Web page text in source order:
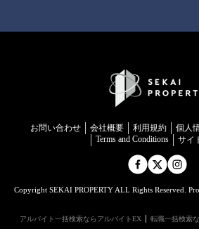
お問い合わせ 会社概要 利用規約
個⼈
Terms and Conditions
サイ
Copyright SEKAI PROPERTY ALL Rights Reserved.
アルバイト一括検索ならアルバイトEX 転職一括検索